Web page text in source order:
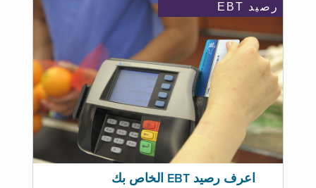
رصيد EBT
اعرف رصيد EBT الخاص بك